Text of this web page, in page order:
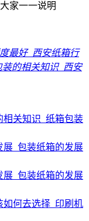
家一一说明
最好_西安纸箱行
装的相关知识_西安
相关知识_纸箱包装
展_包装纸箱的发展
展_包装纸箱的发展
如何去选择_印刷机